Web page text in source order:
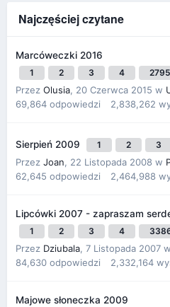
Najczęściej czytane
Marcóweczki 2016
1 2 3 4 2795
Przez Olusia, 20 Czerwca 2015 w
69,864 odpowiedzi 2,838,262
Sierpień 2009 1 2 3
Przez Joan, 22 Listopada 2008 w
62,645 odpowiedzi 2,464,988
Lipcówki 2007 - zapraszam
1 2 3 4
Przez Dziubala, 7 Listopada 2007 w
84,630 odpowiedzi 2,332,164
Majowe słoneczka 2009